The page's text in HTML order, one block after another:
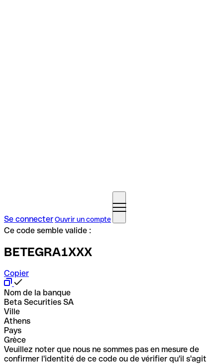
Se connecterOuvrir un compte
Ce code semble valide :
BETEGRA1XXX
Copier
Nom de la banque
Beta Securities SA
Ville
Athens
Pays
Grèce
Veuillez noter que nous ne sommes pas en mesure de
confirmer l'identité de ce code ou de vérifier qu'il s'agit